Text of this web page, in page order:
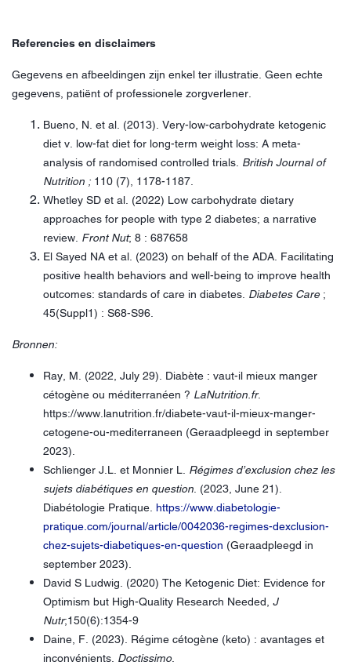
Referencies en disclaimers
Gegevens en afbeeldingen zijn enkel ter illustratie. Geen echte
gegevens, patiënt of professionele zorgverlener.
Bueno, N. et al. (2013). Very-low-carbohydrate ketogenic
diet v. low-fat diet for long-term weight loss: A meta-
analysis of randomised controlled trials. British Journal of
Nutrition ; 110 (7), 1178-1187.
Whetley SD et al. (2022) Low carbohydrate dietary
approaches for people with type 2 diabetes; a narrative
review. Front Nut; 8 : 687658
El Sayed NA et al. (2023) on behalf of the ADA. Facilitating
positive health behaviors and well-being to improve health
outcomes: standards of care in diabetes. Diabetes Care ;
45(Suppl1) : S68-S96.
Bronnen:
Ray, M. (2022, July 29). Diabète : vaut-il mieux manger
cétogène ou méditerranéen ? LaNutrition.fr.
https://www.lanutrition.fr/diabete-vaut-il-mieux-manger-
cetogene-ou-mediterraneen (Geraadpleegd in september
2023).
Schlienger J.L. et Monnier L.
Régimes d’exclusion chez les
sujets diabétiques en question . (2023, June 21).
Diabétologie Pratique. https://www.diabetologie-
pratique.com/journal/article/0042036-regimes-dexclusion-
chez-sujets-diabetiques-en-question (Geraadpleegd in
september 2023).
David S Ludwig. (2020) The Ketogenic Diet: Evidence for
Optimism but High-Quality Research Needed, J
Nutr;150(6):1354-9
Daine, F. (2023). Régime cétogène (keto) : avantages et
inconvénients. Doctissimo.